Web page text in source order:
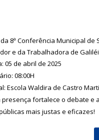
8ª Conferência Municipal de
e da Trabalhadora de
05 de abril de 2025
08:00H
Escola Waldira de Castro
presença fortalece o debate e
mais justas e eficazes!